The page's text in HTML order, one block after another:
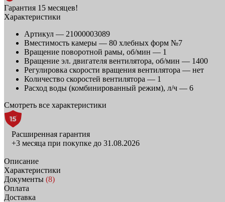
Гарантия 15 месяцев!
Характеристики
Артикул — 21000003089
Вместимость камеры — 80 хлебных форм №7
Вращение поворотной рамы, об/мин — 1
Вращение эл. двигателя вентилятора, об/мин — 1400
Регулировка скорости вращения вентилятора — нет
Количество скоростей вентилятора — 1
Расход воды (комбинированный режим), л/ч — 6
Смотреть все характеристики
Расширенная гарантия
+3 месяца при покупке до 31.08.2026
Описание
Характеристики
Документы (8)
Оплата
Доставка